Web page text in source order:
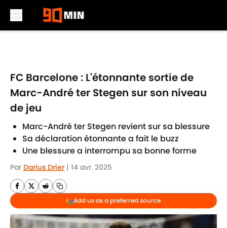
FC Barcelone : L'étonnante sortie de
Marc-André ter Stegen sur son niveau
de jeu
Marc-André ter Stegen revient sur sa blessure
Sa déclaration étonnante a fait le buzz
Une blessure a interrompu sa bonne forme
Par Darius Drier | 14 avr. 2025
Add us as a preferred source